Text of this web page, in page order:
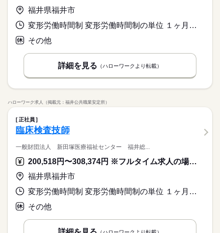
福井県福井市
変形労働時間制 変形労働時間制の単位 １ヶ月単位 就業時間１ 8時30分〜17時30分 就業時間２ 6時30分〜15時30分 就業時間３ 10時00分〜19時00分 就業時間に関する特記事項 （１）～（３）の交替制（それぞれ月に６～７回）
その他
詳細を見る （ハローワークより転載）
ハローワーク求人（掲載元：福井公共職業安定所）
正社員
臨床検査技師
一般財団法人 新田塚医療福祉センター 福井総...
200,518円〜308,374円 ※フルタイム求人の場合は月額（換算額）、パート求人の場合は時間額を表示しています。
福井県福井市
変形労働時間制 変形労働時間制の単位 １ヶ月単位 就業時間１ 8時30分〜17時15分 就業時間２ 17時15分〜8時30分 就業時間３ 8時30分〜12時30分 就業時間に関する特記事項 ※シフト制
その他
（ハローワークより転載）